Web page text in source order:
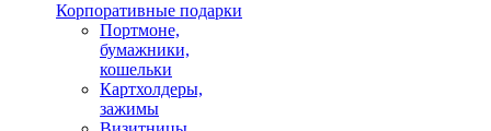
Корпоративные подарки
Портмоне,
бумажники,
кошельки
Картхолдеры,
зажимы